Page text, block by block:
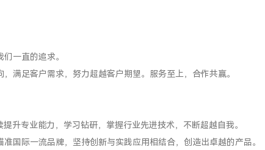
一直的追求。
满足客户需求，努力超越客户期望。服务至上，合作共赢。
升专业能力，学习钻研，掌握行业先进技术，不断超越自我。
国际一流品牌，坚持创新与实践应用相结合，创造出卓越的产品。